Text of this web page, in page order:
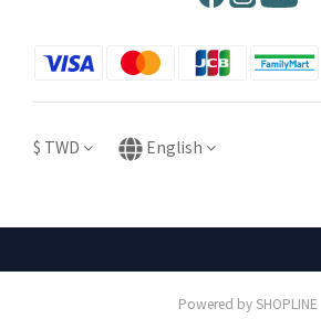
$ TWD English
Powered by SHOPLINE